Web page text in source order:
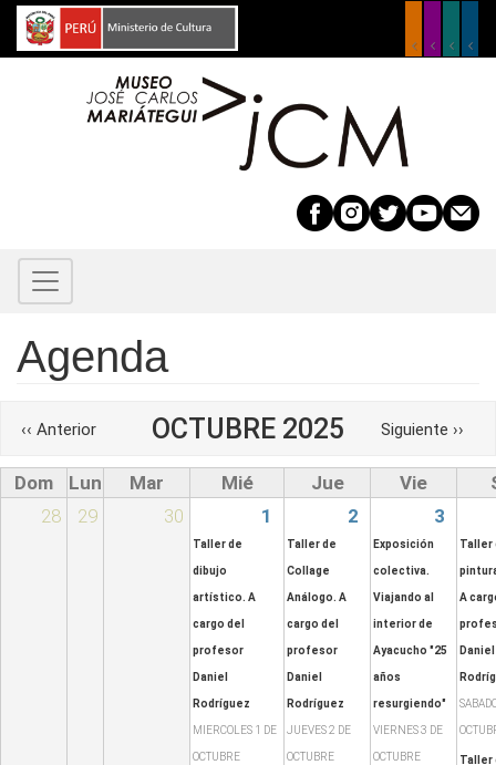
Pasar
Agenda
Paginación
‹‹ Anterior OCTUBRE 2025 Siguiente ››
Dom Lun Mar Mié Jue Vie
28
29 30 1 2 3
Taller de
dibujo
artístico. A
cargo del
profesor
Daniel
Rodríguez
MIERCOLES 1 DE
OCTUBRE
Taller de
Collage
Análogo. A
cargo del
profesor
Daniel
Rodríguez
JUEVES 2 DE
OCTUBRE
Exposición
colectiva.
Viajando al
interior de
Ayacucho "25
años
resurgiendo"
VIERNES 3 DE
OCTUBRE
Taller
A
Daniel
Taller